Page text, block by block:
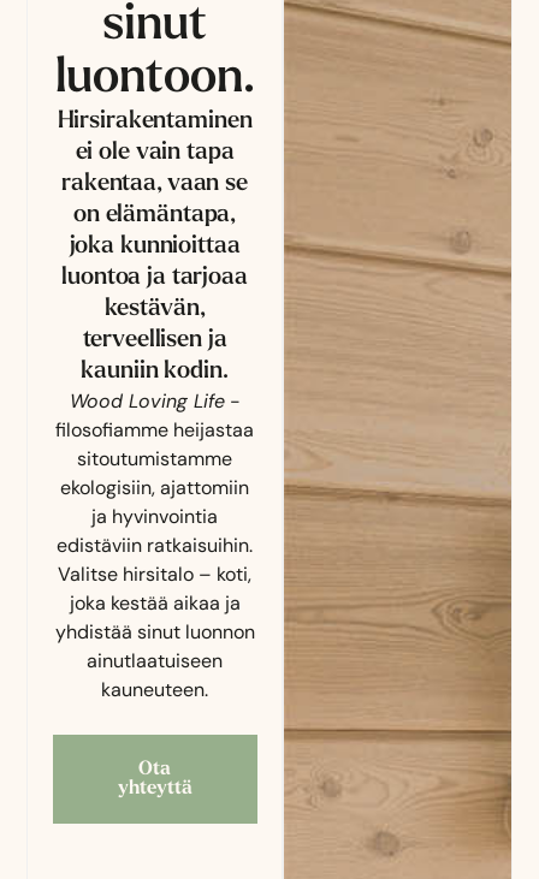
sinut
luontoon.
Hirsirakentaminen
ei ole vain tapa
rakentaa, vaan se
on elämäntapa,
joka kunnioittaa
luontoa ja tarjoaa
kestävän,
terveellisen ja
kauniin kodin.
Wood Loving Life-
filosofiamme heijastaa
sitoutumistamme
ekologisiin, ajattomiin
ja hyvinvointia
edistäviin ratkaisuihin.
Valitse hirsitalo – koti,
joka kestää aikaa ja
yhdistää sinut luonnon
ainutlaatuiseen
kauneuteen.
Ota
yhteyttä